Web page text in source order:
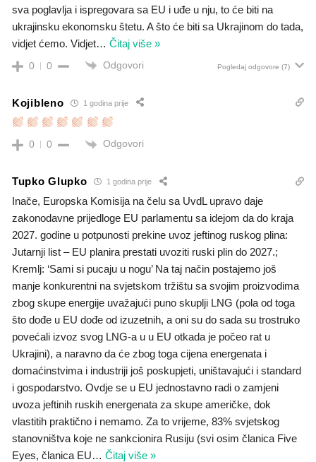
sva poglavlja i ispregovara sa EU i uđe u nju, to će biti na
ukrajinsku ekonomsku štetu. A što će biti sa Ukrajinom do tada,
vidjet ćemo. Vidjet… Čitaj više »
0 0 Odgovori Pogledaj odgovore (7)
Kojibleno 1 godina prije
0 0 Odgovori
Tupko Glupko 1 godina prije
Inače, Europska Komisija na čelu sa UvdL upravo daje
zakonodavne prijedloge EU parlamentu sa idejom da do kraja
2027. godine u potpunosti prekine uvoz jeftinog ruskog plina:
Jutarnji list – EU planira prestati uvoziti ruski plin do 2027.;
Kremlj: ‘Sami si pucaju u nogu’ Na taj način postajemo još
manje konkurentni na svjetskom tržištu sa svojim proizvodima
zbog skupe energije uvažajući puno skuplji LNG (pola od toga
što dođe u EU dođe od izuzetnih, a oni su do sada su trostruko
povećali izvoz svog LNG-a u u EU otkada je počeo rat u
Ukrajini), a naravno da će zbog toga cijena energenata i
domaćinstvima i industriji još poskupjeti, uništavajući i standard
i gospodarstvo. Ovdje se u EU jednostavno radi o zamjeni
uvoza jeftinih ruskih energenata za skupe američke, dok
vlastitih praktično i nemamo. Za to vrijeme, 83% svjetskog
stanovništva koje ne sankcionira Rusiju (svi osim članica Five
Eyes, članica EU… Čitaj više »